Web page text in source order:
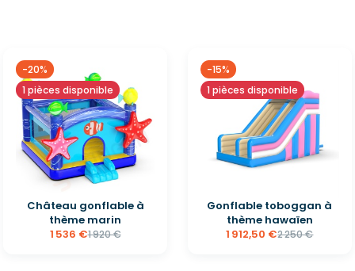
-20%
1 pièces disponible
Château gonflable à
thème marin
1 536 €1 920 €
-15%
1 pièces disponible
Gonflable toboggan à
thème hawaïen
1 912,50 €2 250 €